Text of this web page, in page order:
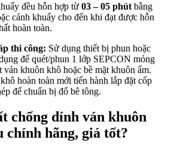
đều hỗn hợp từ 03 – 05 phút bằng
cánh khuấy cho đến khi đạt được hỗn
hoàn toàn.
thi công: Sử dụng thiết bị phun hoặc
để quét/phun 1 lớp SEPCON mỏng
ván khuôn khô hoặc bề mặt khuôn ẩm.
hoàn toàn mới tiến hành lắp đặt cốp
để chuẩn bị đổ bê tông.
chống dính ván khuôn
chính hãng, giá tốt?